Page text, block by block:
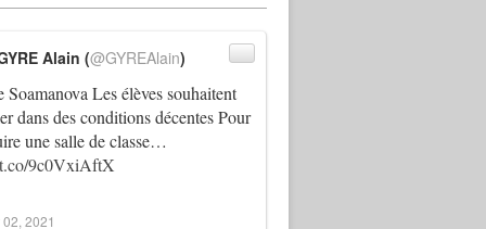
Soamanova Les élèves souhaitent
dans des conditions décentes Pour
une salle de classe…
9c0VxiAftX
Alain (@GYREAlain)
2021